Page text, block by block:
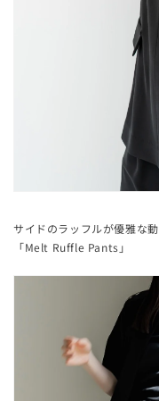
サイドのラッフルが優雅な
「Melt Ruffle Pants」